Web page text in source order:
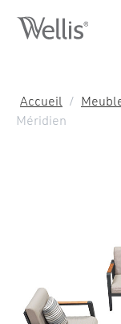
Accueil /
Méridien